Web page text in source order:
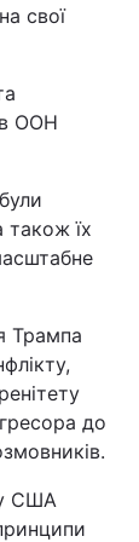
свої
ООН
також їх
Трампа
до
США